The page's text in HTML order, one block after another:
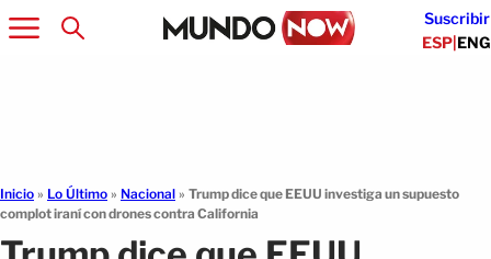
Suscribir
ESP|ENG
Inicio » Lo Último » Nacional » Trump dice que EEUU investiga un supuesto
complot iraní con drones contra California